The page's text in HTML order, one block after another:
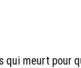
qui meurt pour